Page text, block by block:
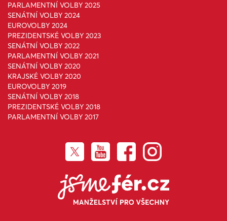
PARLAMENTNÍ VOLBY 2025
SENÁTNÍ VOLBY 2024
EUROVOLBY 2024
PREZIDENTSKÉ VOLBY 2023
SENÁTNÍ VOLBY 2022
PARLAMENTNÍ VOLBY 2021
SENÁTNÍ VOLBY 2020
KRAJSKÉ VOLBY 2020
EUROVOLBY 2019
SENÁTNÍ VOLBY 2018
PREZIDENTSKÉ VOLBY 2018
PARLAMENTNÍ VOLBY 2017